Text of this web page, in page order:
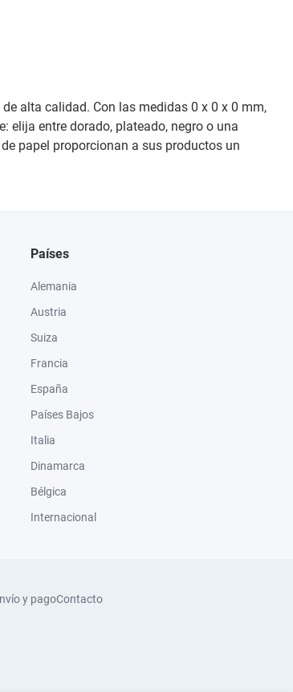
alta calidad. Con las medidas 0 x 0 x 0 mm,
elija entre dorado, plateado, negro o una
papel proporcionan a sus productos un
Países
Alemania
Austria
Suiza
Francia
España
Países Bajos
Italia
Dinamarca
Bélgica
Internacional
y pagoContacto